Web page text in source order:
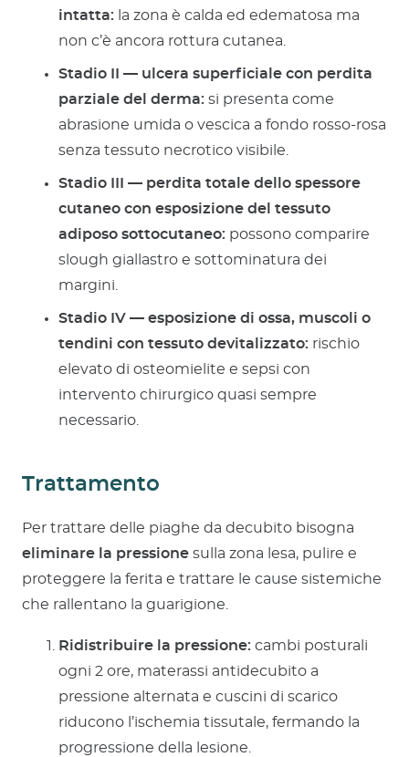
intatta: la zona è calda ed edematosa ma
non c’è ancora rottura cutanea.
Stadio II — ulcera superficiale con perdita
parziale del derma: si presenta come
abrasione umida o vescica a fondo rosso-rosa
senza tessuto necrotico visibile.
Stadio III — perdita totale dello spessore
cutaneo con esposizione del tessuto
adiposo sottocutaneo: possono comparire
slough giallastro e sottominatura dei
margini.
Stadio IV — esposizione di ossa, muscoli o
tendini con tessuto devitalizzato: rischio
elevato di osteomielite e sepsi con
intervento chirurgico quasi sempre
necessario.
Trattamento
Per trattare delle piaghe da decubito bisogna
eliminare la pressione sulla zona lesa, pulire e
proteggere la ferita e trattare le cause sistemiche
che rallentano la guarigione.
Ridistribuire la pressione: cambi posturali
ogni 2 ore, materassi antidecubito a
pressione alternata e cuscini di scarico
riducono l’ischemia tissutale, fermando la
progressione della lesione.